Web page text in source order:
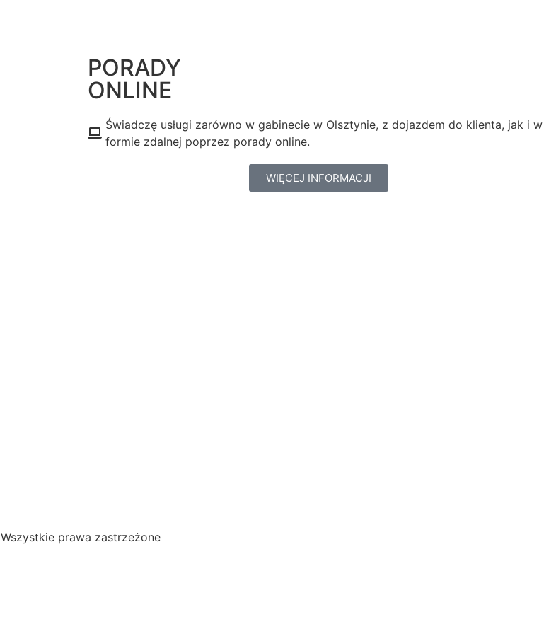
PORADY
ONLINE
Świadczę usługi zarówno w gabinecie w Olsztynie, z dojazdem do klienta, jak i w
formie zdalnej poprzez porady online.
WIĘCEJ INFORMACJI
Wszystkie prawa zastrzeżone